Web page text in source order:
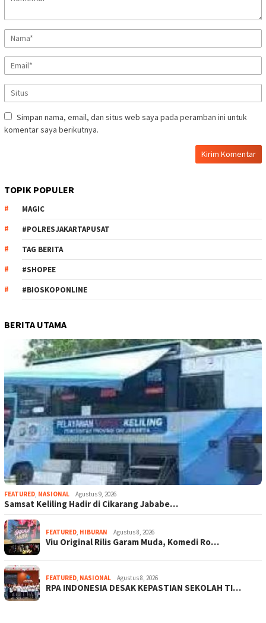
Simpan nama, email, dan situs web saya pada peramban ini untuk
komentar saya berikutnya.
TOPIK POPULER
MAGIC
#POLRESJAKARTAPUSAT
TAG BERITA
#SHOPEE
#BIOSKOPONLINE
BERITA UTAMA
FEATURED, NASIONAL Agustus 9, 2026
Samsat Keliling Hadir di Cikarang Jababe…
FEATURED, HIBURAN Agustus 8, 2026
Viu Original Rilis Garam Muda, Komedi Ro…
FEATURED, NASIONAL Agustus 8, 2026
RPA INDONESIA DESAK KEPASTIAN SEKOLAH TI…